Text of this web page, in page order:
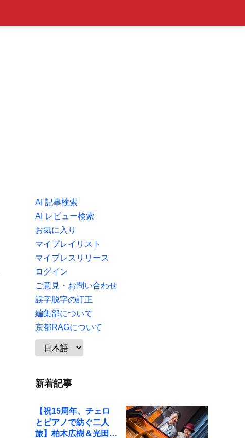
AI 記事検索
AI レビュー検索
お気に入り
マイプレイリスト
マイプレスリリース
ログイン
ご意見・お問い合わせ
誤字脱字の訂正
編集部について
京都RAGについて
新着記事
【祝15周年、チェロ
とピアノで紡ぐ二人
旅】柏木広樹＆光田健